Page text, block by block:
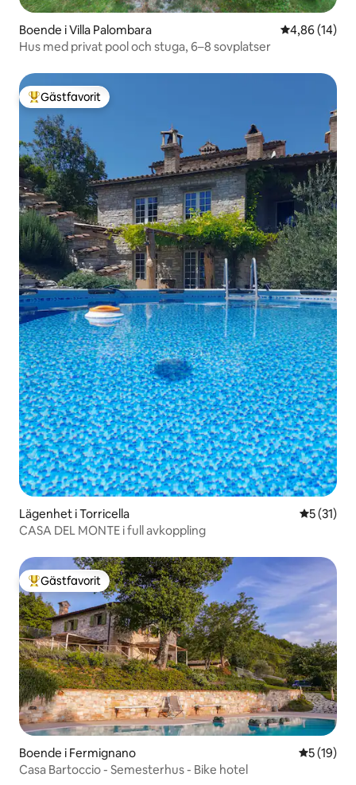
Boende i Villa Palombara 4,86 av 5 i
4,86 (14)
Hus med privat pool och stuga, 6–8 sovplatser
Populär gästfavorit
Gästfavorit
Lägenhet i Torricella 5 av 5 i
5 (31)
CASA DEL MONTE i full avkoppling
Populär gästfavorit
Gästfavorit
Boende i Fermignano 5 av 5 i
5 (19)
Casa Bartoccio - Semesterhus - Bike hotel